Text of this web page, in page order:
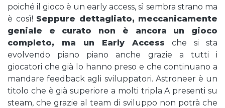
poiché il gioco è un early access, sì sembra strano ma
è così! Seppure dettagliato, meccanicamente
geniale e curato non è ancora un gioco
completo, ma un Early Access che si sta
evolvendo piano piano anche grazie a tutti i
giocatori che già lo hanno preso e che continuano a
mandare feedback agli sviluppatori. Astroneer è un
titolo che è già superiore a molti tripla A presenti su
steam, che grazie al team di sviluppo non potrà che